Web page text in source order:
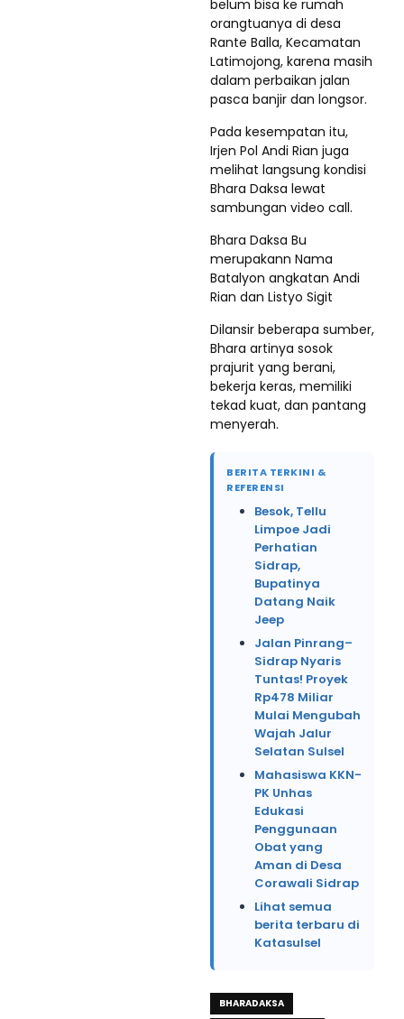
belum bisa ke rumah
orangtuanya di desa
Rante Balla, Kecamatan
Latimojong, karena masih
dalam perbaikan jalan
pasca banjir dan longsor.
Pada kesempatan itu,
Irjen Pol Andi Rian juga
melihat langsung kondisi
Bhara Daksa lewat
sambungan video call.
Bhara Daksa Bu
merupakann Nama
Batalyon angkatan Andi
Rian dan Listyo Sigit
Dilansir beberapa sumber,
Bhara artinya sosok
prajurit yang berani,
bekerja keras, memiliki
tekad kuat, dan pantang
menyerah.
BERITA TERKINI &
REFERENSI
Besok, Tellu
Limpoe Jadi
Perhatian
Sidrap,
Bupatinya
Datang Naik
Jeep
Jalan Pinrang–
Sidrap Nyaris
Tuntas! Proyek
Rp478 Miliar
Mulai Mengubah
Wajah Jalur
Selatan Sulsel
Mahasiswa KKN-
PK Unhas
Edukasi
Penggunaan
Obat yang
Aman di Desa
Corawali Sidrap
Lihat semua
berita terbaru di
Katasulsel
BHARADAKSA